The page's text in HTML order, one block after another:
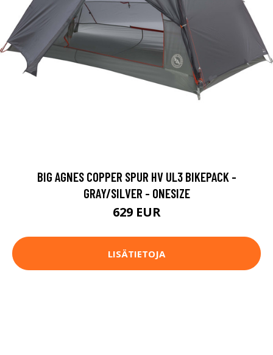
BIG AGNES COPPER SPUR HV UL3 BIKEPACK -
GRAY/SILVER - ONESIZE
629 EUR
LISÄTIETOJA